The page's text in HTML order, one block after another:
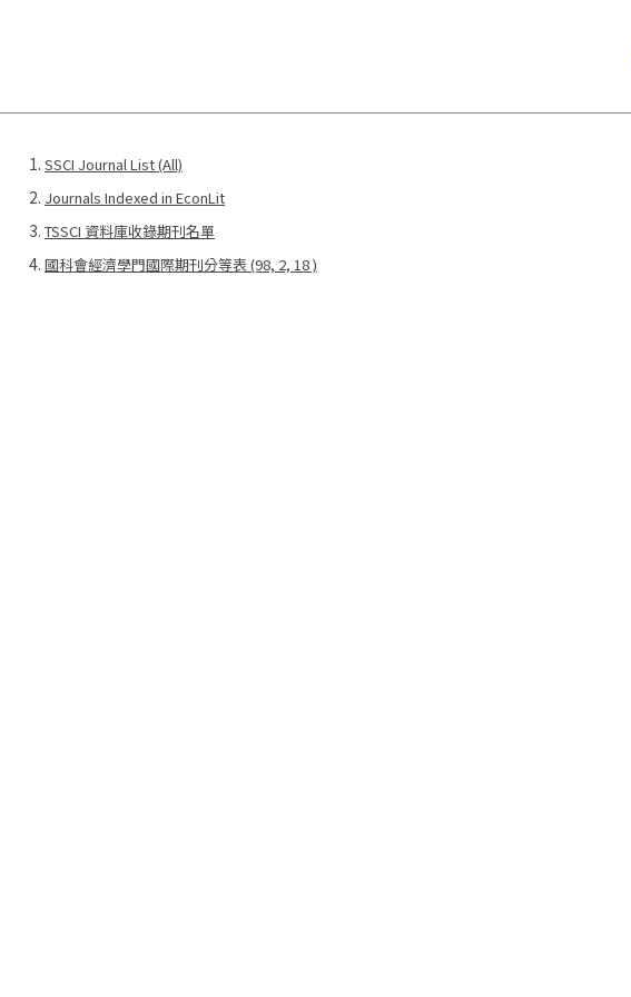
SSCI Journal List (All)
Journals Indexed in EconLit
TSSCI 資料庫收錄期刊名單
國科會經濟學門國際期刊分等表 (98, 2, 18 )